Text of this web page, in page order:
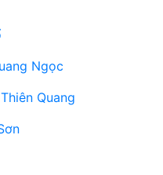
Ngọc
Quang